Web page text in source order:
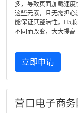
多，导致页面加载速
这些元素，且无需担
能保证其整洁性。H5
不同而改变，大大提高
立即申请
营口电子商